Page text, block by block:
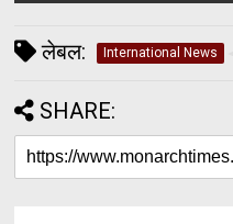
लेबल: International News
SHARE: